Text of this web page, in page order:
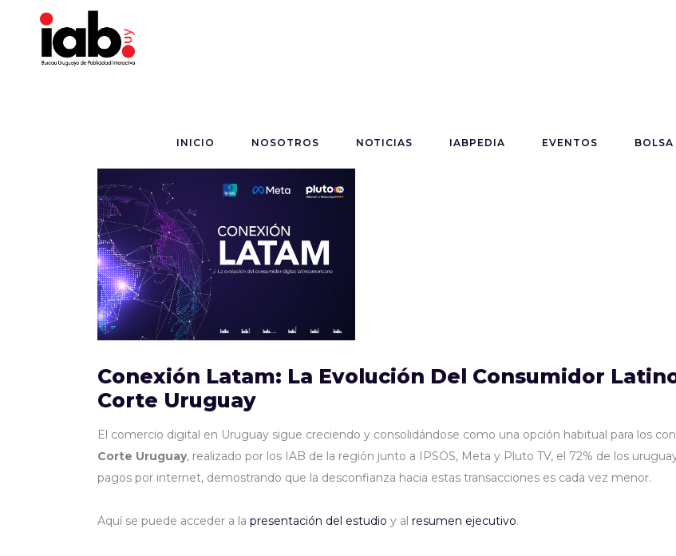
INICIO NOSOTROS NOTICIAS IABPEDIA EVENTOS
Conexión Latam: La Evolución Del Consumidor
Corte Uruguay
El comercio digital en Uruguay sigue creciendo y consolidándose como una opción habitual para los
Corte Uruguay, realizado por los IAB de la región junto a IPSOS, Meta y Pluto TV, el 72% de los
pagos por internet, demostrando que la desconfianza hacia estas transacciones es cada vez menor.
Aquí se puede acceder a la presentación del estudio y al resumen ejecutivo.